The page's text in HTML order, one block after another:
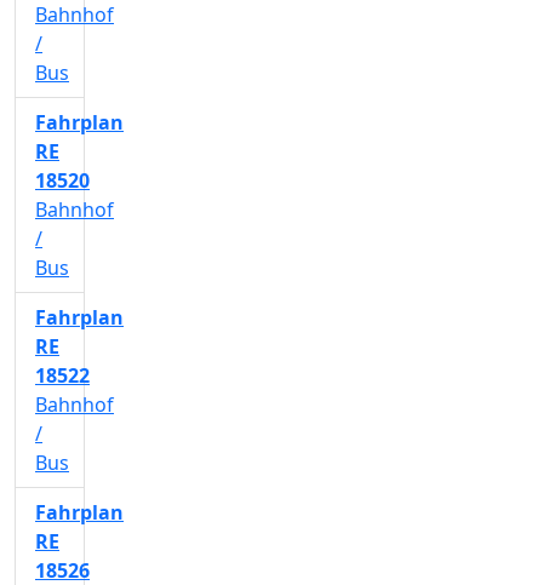
Bahnhof
/
Bus
Fahrplan
RE
18520
Bahnhof
/
Bus
Fahrplan
RE
18522
Bahnhof
/
Bus
Fahrplan
RE
18526